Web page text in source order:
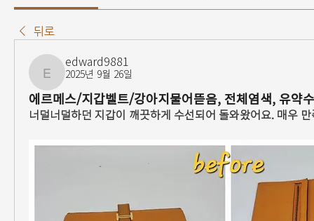
뒤로
edward9881
edward9881
2025년 9월 26일
에르메스/지갑벨트/강아지물어뜯음, 전체염색, 유약
너덜너덜하던 지갑이 깨끗하게 수선되어 돌와왔어요. 매우